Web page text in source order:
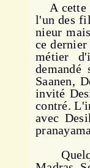
A cette
l'un des
nieur
ce
métier
Saanen,
invité
contré.
avec